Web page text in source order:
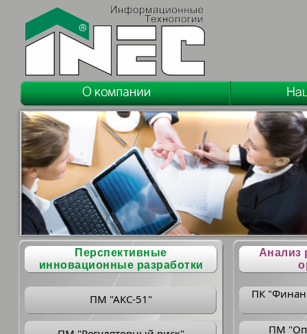
Перспективные
инновационные разработки
ПМ "АКС-51"
Анализ
ПК
ПM